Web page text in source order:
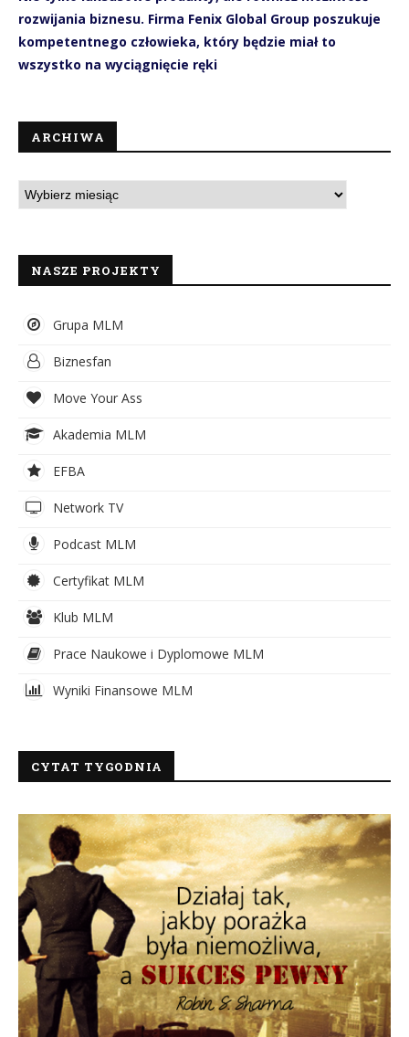
rozwijania biznesu. Firma Fenix Global Group poszukuje
kompetentnego człowieka, który będzie miał to
wszystko na wyciągnięcie ręki
ARCHIWA
NASZE PROJEKTY
Grupa MLM
Biznesfan
Move Your Ass
Akademia MLM
EFBA
Network TV
Podcast MLM
Certyfikat MLM
Klub MLM
Prace Naukowe i Dyplomowe MLM
Wyniki Finansowe MLM
CYTAT TYGODNIA